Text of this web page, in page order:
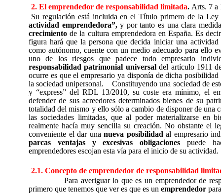
2. El emprendedor de responsabilidad limitada. Arts. 7 a
Su regulación está incluida en el Título primero de la
actividad emprendedora”,y por tanto es una clara
crecimiento de la cultura emprendedora en España. Es
figura hará que la persona que decida iniciar una
como autónomo, cuente con un medio adecuado para ello
uno de los riesgos que padece todo empresario
responsabilidad patrimonial universaldel artículo 1911
ocurre es que el empresario ya disponía de dicha
la sociedad unipersonal.
Constituyendo una sociedad de
y “express” del RDL 13/2010, su coste era mínimo, el
defender de sus acreedores determinados bienes de su
totalidad del mismo y ello sólo a cambio de disponer de una
las sociedades limitadas, que al poder materializarse en
realmente hacía muy sencilla su creación. No obstante el
conveniente el dar unanueva posibilidadal empresario
parcas ventajas y excesivas obligaciones puede
emprendedores escojan esta vía para el inicio de su actividad.
2.1. Concepto de emprendedor de responsabilidad
Para averiguar lo que es un emprendedor de
primero que tenemos que ver es que es un emprendedor